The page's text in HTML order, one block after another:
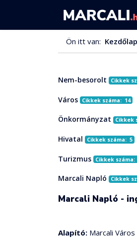
Ön itt van: Kezdőlap
Nem-besorolt Cikkek
Város Cikkek száma: 14
Önkormányzat Cikkek
Hivatal Cikkek száma: 5
Turizmus Cikkek száma:
Marcali Napló Cikkek
Marcali Napló -
Alapító: Marcali